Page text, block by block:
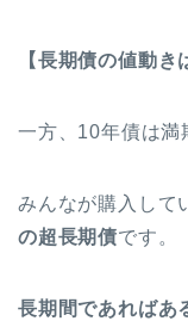
【長期債の値動き
一方、10年債は満
みんなが購入して
の超長期債です。
長期間であればあ